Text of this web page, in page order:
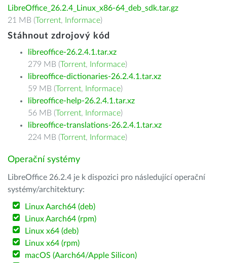
LibreOffice_26.2.4_Linux_x86-64_deb_sdk.tar.gz
21 MB (Torrent, Informace)
Stáhnout zdrojový kód
libreoffice-26.2.4.1.tar.xz
279 MB (Torrent, Informace)
libreoffice-dictionaries-26.2.4.1.tar.xz
59 MB (Torrent, Informace)
libreoffice-help-26.2.4.1.tar.xz
56 MB (Torrent, Informace)
libreoffice-translations-26.2.4.1.tar.xz
224 MB (Torrent, Informace)
Operační systémy
LibreOffice 26.2.4 je k dispozici pro následující operační
systémy/architektury:
Linux Aarch64 (deb)
Linux Aarch64 (rpm)
Linux x64 (deb)
Linux x64 (rpm)
macOS (Aarch64/Apple Silicon)